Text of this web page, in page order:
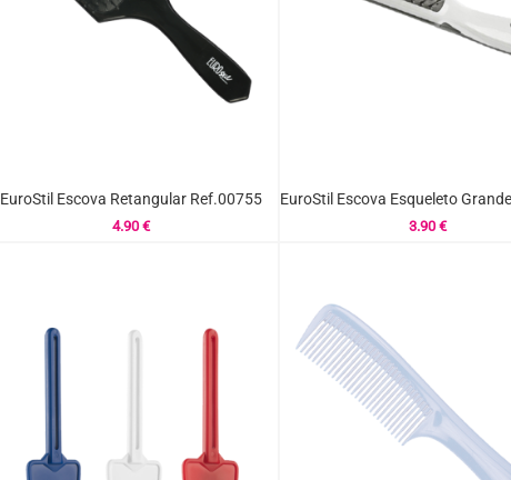
EuroStil Escova Retangular Ref.00755
4.90 € 3.90 €